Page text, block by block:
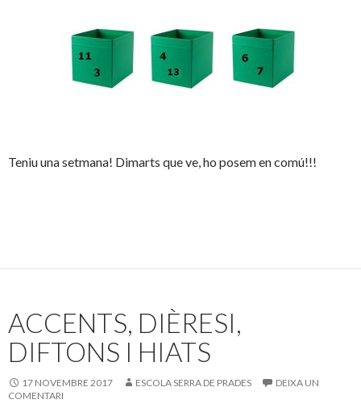
Teniu una setmana! Dimarts que ve, ho posem en comú!!!
ACCENTS, DIÈRESI,
DIFTONS I HIATS
17 NOVEMBRE 2017 ESCOLA SERRA DE PRADES
DEIXA UN
COMENTARI